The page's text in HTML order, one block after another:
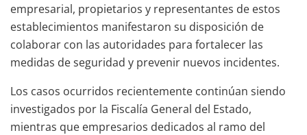
empresarial, propietarios y representantes de estos
establecimientos manifestaron su disposición de
colaborar con las autoridades para fortalecer las
medidas de seguridad y prevenir nuevos incidentes.
Los casos ocurridos recientemente continúan siendo
investigados por la Fiscalía General del Estado,
mientras que empresarios dedicados al ramo del